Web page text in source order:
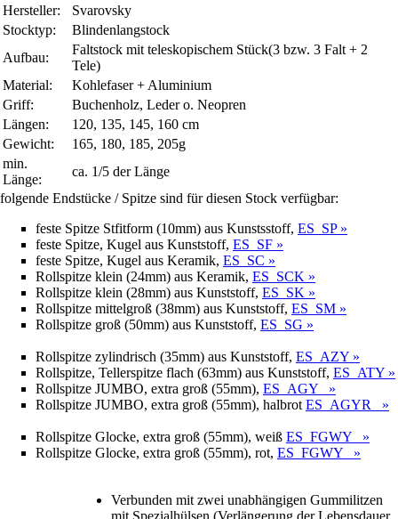
Hersteller:
Svarovsky
Stocktyp:
Blindenlangstock
Aufbau:
Faltstock mit teleskopischem Stück(3 bzw. 3 Falt + 2
Tele)
Material:
Kohlefaser + Aluminium
Griff:
Buchenholz, Leder o. Neopren
Längen:
120, 135, 145, 160 cm
Gewicht:
165, 180, 185, 205g
min.
Länge:
ca. 1/5 der Länge
folgende Endstücke / Spitze sind für diesen Stock verfügbar:
feste Spitze Stfitform (10mm) aus Kunstsstoff, ES_SP »
feste Spitze, Kugel aus Kunststoff, ES_SF »
feste Spitze, Kugel aus Keramik, ES_SC »
Rollspitze klein (24mm) aus Keramik, ES_SCK »
Rollspitze klein (28mm) aus Kunststoff, ES_SK »
Rollspitze mittelgroß (38mm) aus Kunststoff, ES_SM »
Rollspitze groß (50mm) aus Kunststoff, ES_SG »
Rollspitze zylindrisch (35mm) aus Kunststoff, ES_AZY »
Rollspitze, Tellerspitze flach (63mm) aus Kunststoff, ES_ATY »
Rollspitze JUMBO, extra groß (55mm), ES_AGY »
Rollspitze JUMBO, extra groß (55mm), halbrot ES_AGYR »
Rollspitze Glocke, extra groß (55mm), weiß ES_FGWY »
Rollspitze Glocke, extra groß (55mm), rot, ES_FGWY »
Verbunden mit zwei unabhängigen Gummilitzen
mit Spezialhülsen (Verlängerung der Lebensdauer